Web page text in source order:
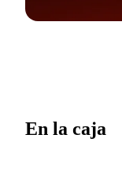
En la caja